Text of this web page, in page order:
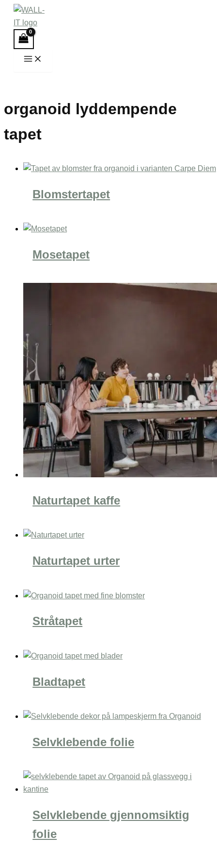
Hopp
innholdet
organoid lyddempende
tapet
Blomstertapet
Mosetapet
Naturtapet kaffe
Naturtapet urter
Stråtapet
Bladtapet
Selvklebende folie
Selvklebende gjennomsiktig
folie